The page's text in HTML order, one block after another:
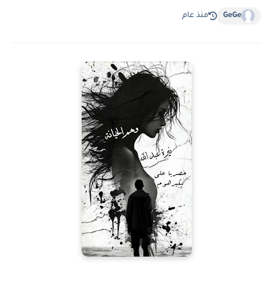
GeGe منذ عام